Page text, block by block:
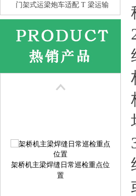
门架式运梁炮车适配 T 梁运输
花架龙门吊的抗风性 比箱型龙
架桥机主梁焊缝日常巡检重点位
置